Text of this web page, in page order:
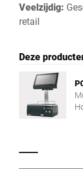
Veelzijdig:
retail
Deze